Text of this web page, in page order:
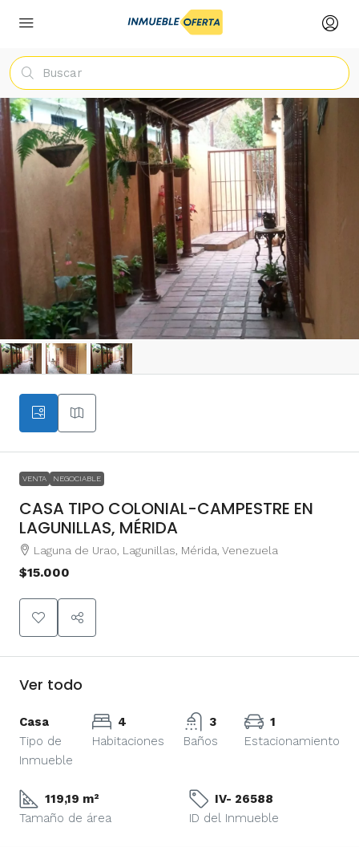
VENTA NEGOCIABLE
CASA TIPO COLONIAL-CAMPESTRE EN
LAGUNILLAS, MÉRIDA
Laguna de Urao, Lagunillas, Mérida, Venezuela
$15.000
Ver todo
Casa
Tipo de
Inmueble
4
Habitaciones
3
Baños
1
Estacionamiento
119,19 m²
Tamaño de área
IV- 26588
ID del Inmueble